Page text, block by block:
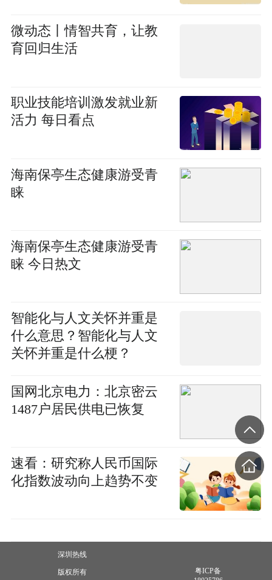
微动态丨情智共育，让教
育回归生活
职业技能培训激发就业新
活力 每日看点
海南保亭生态健康游受青
睐
海南保亭生态健康游受青
睐 今日热文
智能化与人文关怀并重是
什么意思？智能化与人文
关怀并重是什么梗？
国网北京电力：北京密云
1487户居民供电已恢复
速看：研究称人民币国际
化指数波动向上趋势不变
深圳热线
版权所有
粤ICP备